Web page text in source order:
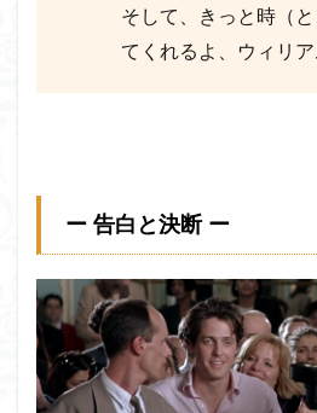
そして、きっと時（
てくれるよ、ウィリア
ー 告白と決断 ー